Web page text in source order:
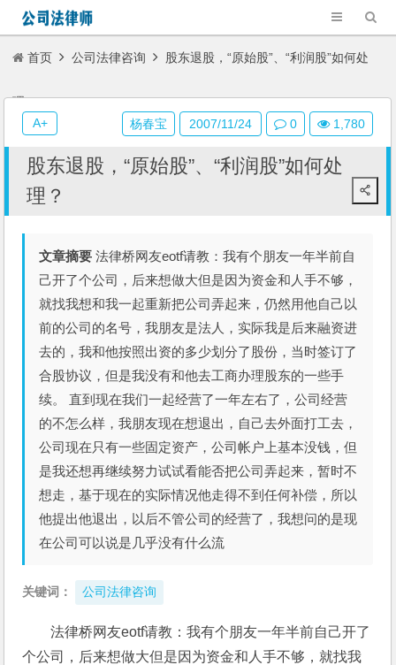
首页 公司法律咨询 股东退股，“原始股”、“利润股”如何处
理？
股东退股，“原始股”、“利润股”如何处
理？
文章摘要 法律桥网友eotf请教：我有个朋友一年半前自
己开了个公司，后来想做大但是因为资金和人手不够，
就找我想和我一起重新把公司弄起来，仍然用他自己以
前的公司的名号，我朋友是法人，实际我是后来融资进
去的，我和他按照出资的多少划分了股份，当时签订了
合股协议，但是我没有和他去工商办理股东的一些手
续。 直到现在我们一起经营了一年左右了，公司经营
的不怎么样，我朋友现在想退出，自己去外面打工去，
公司现在只有一些固定资产，公司帐户上基本没钱，但
是我还想再继续努力试试看能否把公司弄起来，暂时不
想走，基于现在的实际情况他走得不到任何补偿，所以
他提出他退出，以后不管公司的经营了，我想问的是现
在公司可以说是几乎没有什么流
关键词： 公司法律咨询
法律桥网友eotf请教：我有个朋友一年半前自己开了
个公司，后来想做大但是因为资金和人手不够，就找我
杨春宝 2007/11/24 0 1,780
A+